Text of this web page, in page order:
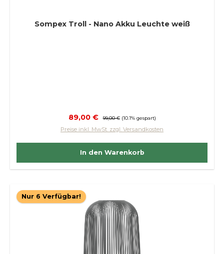
Sompex Troll - Nano Akku Leuchte weiß
Verkaufspreis:
89,00 € Regulärer Preis:
99,00 € (10.1% gespart)
Preise inkl. MwSt. zzgl. Versandkosten
In den Warenkorb
Nur 6 Verfügbar!